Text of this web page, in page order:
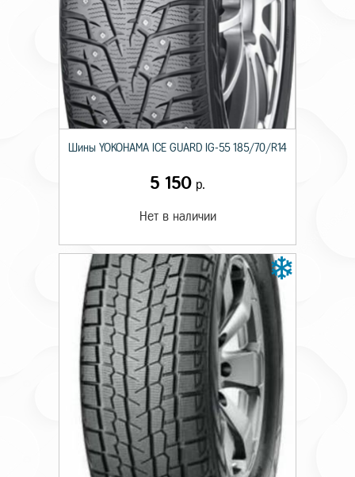
Шины YOKOHAMA ICE GUARD IG-55 185/70/R14
5 150 р.
Нет в наличии